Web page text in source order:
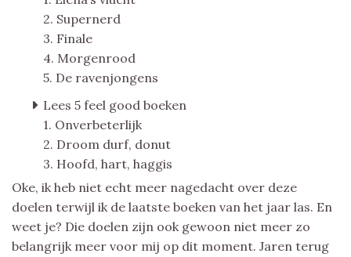
2. Supernerd
3. Finale
4. Morgenrood
5. De ravenjongens
Lees 5 feel good boeken
1. Onverbeterlijk
2. Droom durf, donut
3. Hoofd, hart, haggis
Oke, ik heb niet echt meer nagedacht over deze
doelen terwijl ik de laatste boeken van het jaar las. En
weet je? Die doelen zijn ook gewoon niet meer zo
belangrijk meer voor mij op dit moment. Jaren terug